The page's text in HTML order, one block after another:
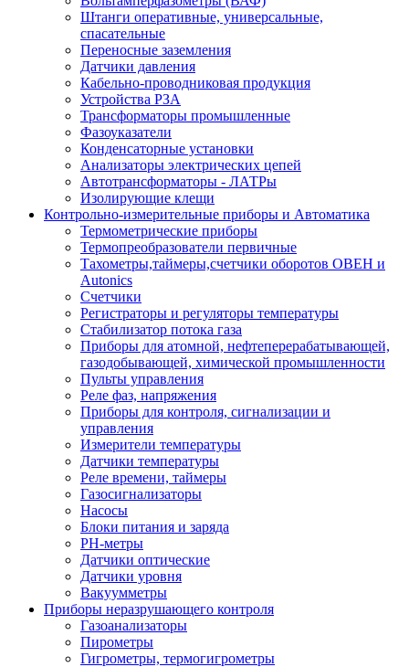
Штанги оперативные, универсальные,
спасательные
Переносные заземления
Датчики давления
Кабельно-проводниковая продукция
Устройства РЗА
Трансформаторы промышленные
Фазоуказатели
Конденсаторные установки
Анализаторы электрических цепей
Автотрансформаторы - ЛАТРы
Изолирующие клещи
Контрольно-измерительные приборы и Автоматика
Термометрические приборы
Термопреобразователи первичные
Тахометры,таймеры,счетчики оборотов ОВЕН и
Autonics
Счетчики
Регистраторы и регуляторы температуры
Стабилизатор потока газа
Приборы для атомной, нефтеперерабатывающей,
газодобывающей, химической промышленности
Пульты управления
Реле фаз, напряжения
Приборы для контроля, сигнализации и
управления
Измерители температуры
Датчики температуры
Реле времени, таймеры
Газосигнализаторы
Насосы
Блоки питания и заряда
PH-метры
Датчики оптические
Датчики уровня
Вакуумметры
Приборы неразрушающего контроля
Газоанализаторы
Пирометры
Гигрометры, термогигрометры